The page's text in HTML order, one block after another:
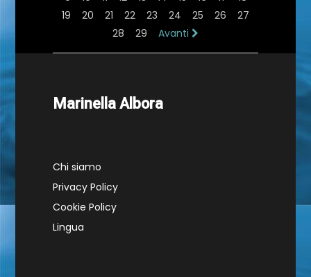
19
20 21 22 23 24 25 26
27
28
29 Avanti
Marinella Albora
Chi siamo
Privacy Policy
Cookie Policy
Lingua